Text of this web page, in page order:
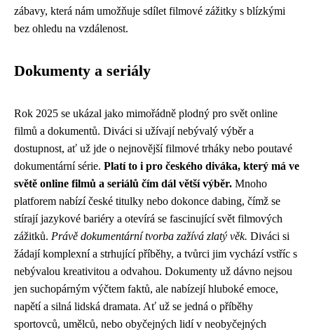
zábavy, která nám umožňuje sdílet filmové zážitky s blízkými
bez ohledu na vzdálenost.
Dokumenty a seriály
Rok 2025 se ukázal jako mimořádně plodný pro svět online
filmů a dokumentů. Diváci si užívají nebývalý výběr a
dostupnost, ať už jde o nejnovější filmové trháky nebo poutavé
dokumentární série. Platí to i pro českého diváka, který má ve
světě online filmů a seriálů čím dál větší výběr. Mnoho
platforem nabízí české titulky nebo dokonce dabing, čímž se
stírají jazykové bariéry a otevírá se fascinující svět filmových
zážitků. Právě dokumentární tvorba zažívá zlatý věk. Diváci si
žádají komplexní a strhující příběhy, a tvůrci jim vychází vstříc s
nebývalou kreativitou a odvahou. Dokumenty už dávno nejsou
jen suchopárným výčtem faktů, ale nabízejí hluboké emoce,
napětí a silná lidská dramata. Ať už se jedná o příběhy
sportovců, umělců, nebo obyčejných lidí v neobyčejných